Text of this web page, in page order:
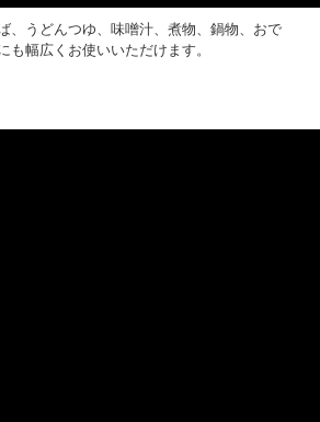
、うどんつゆ、味噌汁、煮物、鍋物、おで
も幅広くお使いいただけます。